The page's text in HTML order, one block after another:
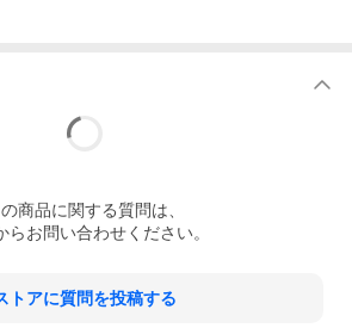
ご確認ください
商品に関する質問は、
らお問い合わせください。
トアに質問を投稿する